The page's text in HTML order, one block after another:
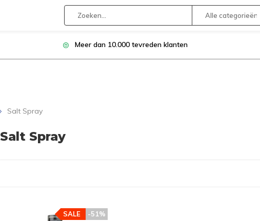
Alle categorieën
Meer dan 10.000 tevreden klanten
Salt Spray
Salt Spray
-51%
SALE